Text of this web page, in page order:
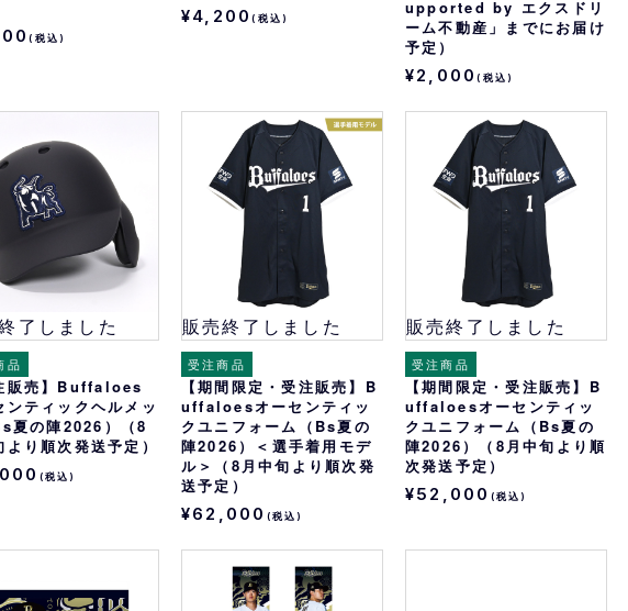
(税込)
¥4,200(税込)
upported by エクスドリ
ーム不動産」までにお届け
予定）
¥2,000(税込)
了しました
品
販売】Buffaloes
ンティックヘルメッ
夏の陣2026）（8
より順次発送予定）
(税込)
販売終了しました
受注商品
【期間限定・受注販売】B
uffaloesオーセンティッ
クユニフォーム（Bs夏の
陣2026）＜選手着用モデ
ル＞（8月中旬より順次発
送予定）
¥62,000 (税込)
販売終了しました
受注商品
【期間限定・受注販売】B
uffaloesオーセンティッ
クユニフォーム（Bs夏の
陣2026）（8月中旬より順
次発送予定）
¥52,000 (税込)